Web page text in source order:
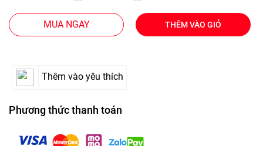
MUA NGAY THÊM VÀO GIỎ
Thêm vào yêu thích
Phương thức thanh toán